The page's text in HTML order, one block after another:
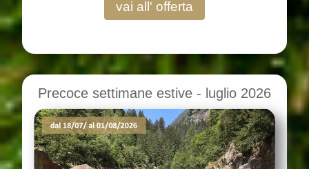
vai all' offerta
Precoce settimane estive - luglio 2026